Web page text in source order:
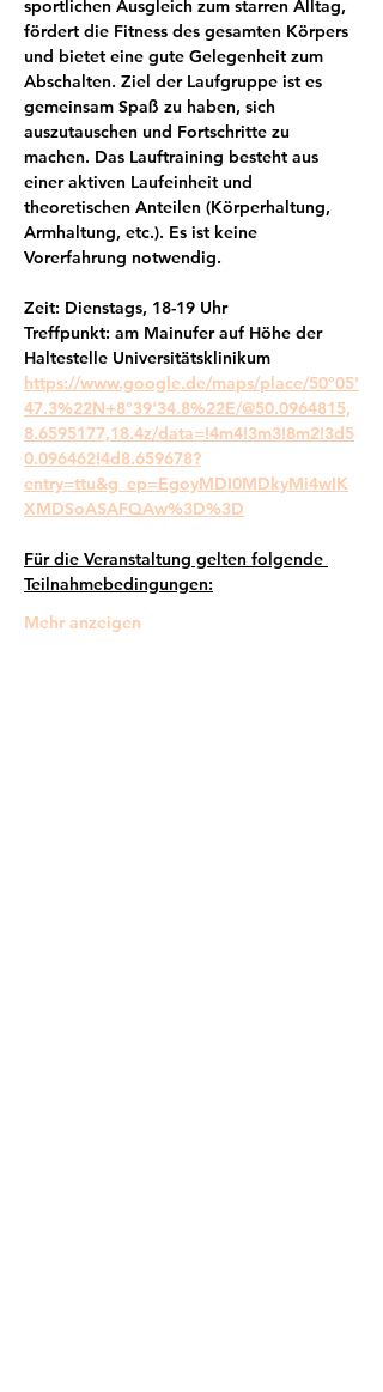
sportlichen Ausgleich zum starren Alltag,
fördert die Fitness des gesamten Körpers
und bietet eine gute Gelegenheit zum
Abschalten. Ziel der Laufgruppe ist es
gemeinsam Spaß zu haben, sich
auszutauschen und Fortschritte zu
machen. Das Lauftraining besteht aus
einer aktiven Laufeinheit und
theoretischen Anteilen (Körperhaltung,
Armhaltung, etc.). Es ist keine
Vorerfahrung notwendig.
Zeit: Dienstags, 18-19 Uhr
Treffpunkt: am Mainufer auf Höhe der
Haltestelle Universitätsklinikum
https://www.google.de/maps/place/50°05'
47.3%22N+8°39'34.8%22E/@50.0964815,
8.6595177,18.4z/data=!4m4!3m3!8m2!3d5
0.096462!4d8.659678?
entry=ttu&g_ep=EgoyMDI0MDkyMi4wIK
XMDSoASAFQAw%3D%3D
Für die Veranstaltung gelten folgende
Teilnahmebedingungen:
Mehr anzeigen